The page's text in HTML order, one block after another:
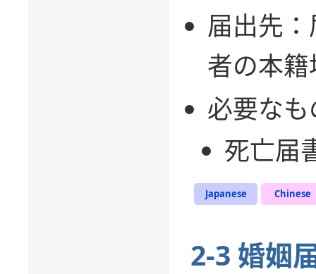
届出先
者の本
必要なも
死亡届
Japanese Chinese
2-3 婚姻